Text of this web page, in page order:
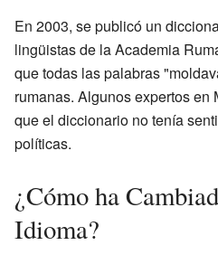
En 2003, se publicó un
lingüistas de la Academia
que todas las palabras
rumanas. Algunos expertos en
que el diccionario no tenía
políticas.
¿Cómo ha
Idioma?